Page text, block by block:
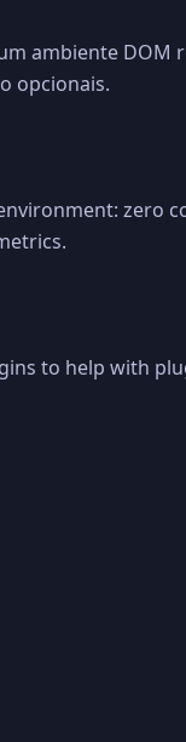
ambiente
opcionais.
zero
to help with